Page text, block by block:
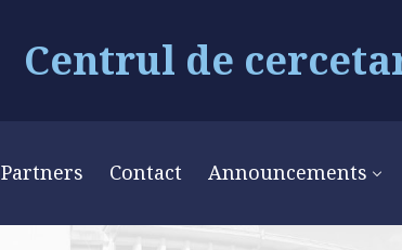
Centrul de
Partners Contact Announcements